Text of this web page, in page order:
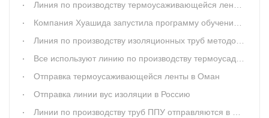
Линия по производству термоусаживающейся ленты отправляется в Россию
Компания Хуашида запустила программу обучения для новых менеджеров
Линия по производству изоляционных труб методом распыления пенополиуретана прибыла на заводе Джидда
Все используют линию по производству термоусадочной ленты Huashida
Отправка термоусаживающейся ленты в Оман
Отправка линии вус изоляции в Россию
Линии по производству труб ППУ отправляются в Саудовскую Аравию